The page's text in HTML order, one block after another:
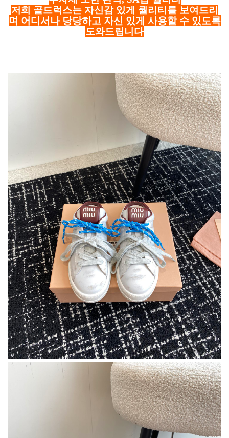
저희 골드럭스는 자신감 있게 퀄리티를 보여드리
며 어디서나 당당하고 자신 있게 사용할 수 있도록
도와드립니다